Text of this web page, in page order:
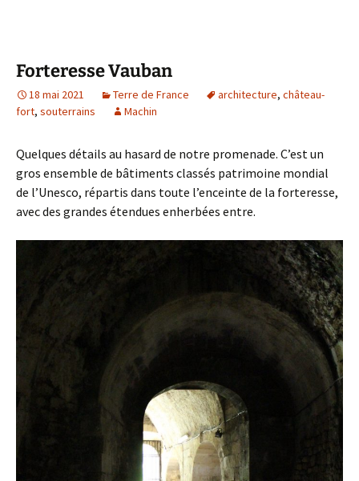
Forteresse Vauban
18 mai 2021 Terre de France architecture, château-
fort, souterrains Machin
Quelques détails au hasard de notre promenade. C’est un
gros ensemble de bâtiments classés patrimoine mondial
de l’Unesco, répartis dans toute l’enceinte de la forteresse,
avec des grandes étendues enherbées entre.